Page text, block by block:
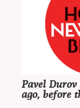
Pavel
ago, before